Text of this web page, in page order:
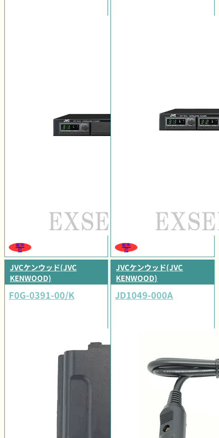
販売
可
販売
可
JVCケンウッド(JVC
KENWOOD)
F0G-0391-00/K
JVCケンウッド(JVC
KENWOOD)
JD1049-000A